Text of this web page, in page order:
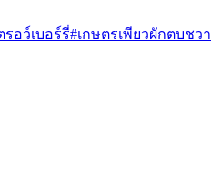
อว์เบอร์รี่#เกษตรเพียวผักตบชวา